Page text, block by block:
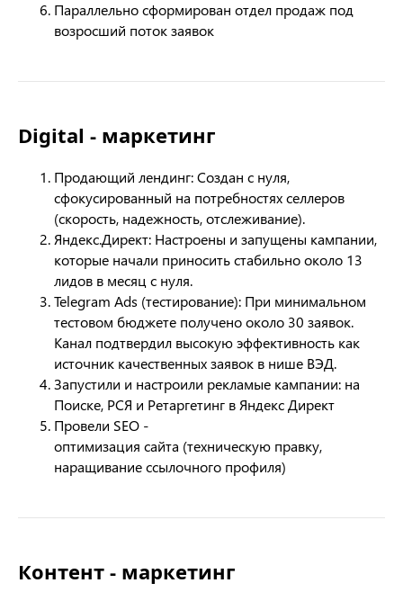
Параллельно сформирован отдел продаж под
возросший поток заявок
Digital - маркетинг
Продающий лендинг: Создан с нуля,
сфокусированный на потребностях селлеров
(скорость, надежность, отслеживание).
Яндекс.Директ: Настроены и запущены кампании,
которые начали приносить стабильно около 13
лидов в месяц с нуля.
Telegram Ads (тестирование): При минимальном
тестовом бюджете получено около 30 заявок.
Канал подтвердил высокую эффективность как
источник качественных заявок в нише ВЭД.
Запустили и настроили рекламые кампании: на
Поиске, РСЯ и Ретаргетинг в Яндекс Директ
Провели SEO ‑
оптимизация сайта (техническую правку,
наращивание ссылочного профиля)
Контент - маркетинг